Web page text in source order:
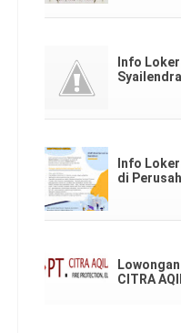
Info
Info
di
CITRA